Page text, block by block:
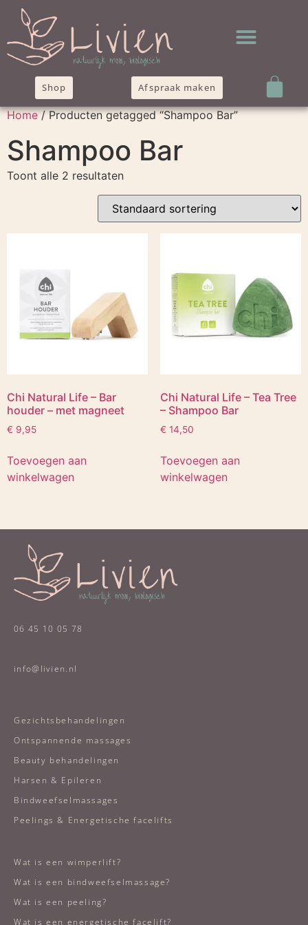
Shop Afspraak maken
Home/ Producten getagged “Shampoo Bar”
Shampoo Bar
Toont alle 2 resultaten
Chi Natural Life – Bar
houder – met magneet
€ 9,95
Toevoegen aan
winkelwagen
Chi Natural Life – Tea Tree
– Shampoo Bar
€ 14,50
Toevoegen aan
winkelwagen
06 45 10 05 78
info@livien.nl
Gezichtsbehandelingen
Ontspannende massages
Beauty behandelingen
Harsen & Epileren
Bindweefselmassages
Peelings & Energetische facelifts
Wat is een wimperlift?
Wat is een bindweefselmassage?
Wat is een peeling?
Wat is een energetische facelift?